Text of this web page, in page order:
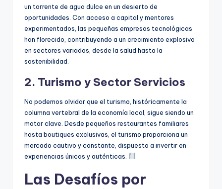
un torrente de agua dulce en un desierto de
oportunidades. Con acceso a capital y mentores
experimentados, las pequeñas empresas tecnológicas
han florecido, contribuyendo a un crecimiento explosivo
en sectores variados, desde la salud hasta la
sostenibilidad.
2. Turismo y Sector Servicios
No podemos olvidar que el turismo, históricamente la
columna vertebral de la economía local, sigue siendo un
motor clave. Desde pequeños restaurantes familiares
hasta boutiques exclusivas, el turismo proporciona un
mercado cautivo y constante, dispuesto a invertir en
experiencias únicas y auténticas.
Las Desafíos por